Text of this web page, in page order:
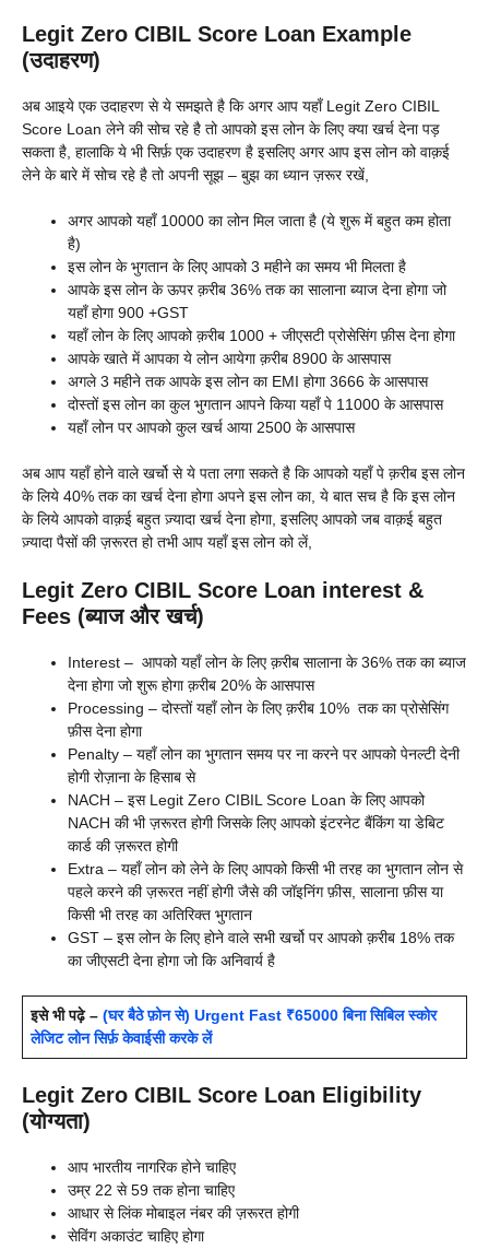
Legit Zero CIBIL Score Loan Example
(उदाहरण)
अब आइये एक उदाहरण से ये समझते है कि अगर आप यहाँ Legit Zero CIBIL
Score Loan लेने की सोच रहे है तो आपको इस लोन के लिए क्या खर्च देना पड़
सकता है, हालाकि ये भी सिर्फ़ एक उदाहरण है इसलिए अगर आप इस लोन को वाक़ई
लेने के बारे में सोच रहे है तो अपनी सूझ – बुझ का ध्यान ज़रूर रखें,
अगर आपको यहाँ 10000 का लोन मिल जाता है (ये शुरू में बहुत कम होता
है)
इस लोन के भुगतान के लिए आपको 3 महीने का समय भी मिलता है
आपके इस लोन के ऊपर क़रीब 36% तक का सालाना ब्याज देना होगा जो
यहाँ होगा 900 +GST
यहाँ लोन के लिए आपको क़रीब 1000 + जीएसटी प्रोसेसिंग फ़ीस देना होगा
आपके खाते में आपका ये लोन आयेगा क़रीब 8900 के आसपास
अगले 3 महीने तक आपके इस लोन का EMI होगा 3666 के आसपास
दोस्तों इस लोन का कुल भुगतान आपने किया यहाँ पे 11000 के आसपास
यहाँ लोन पर आपको कुल खर्च आया 2500 के आसपास
अब आप यहाँ होने वाले खर्चो से ये पता लगा सकते है कि आपको यहाँ पे क़रीब इस लोन
के लिये 40% तक का खर्च देना होगा अपने इस लोन का, ये बात सच है कि इस लोन
के लिये आपको वाक़ई बहुत ज़्यादा खर्च देना होगा, इसलिए आपको जब वाक़ई बहुत
ज़्यादा पैसों की ज़रूरत हो तभी आप यहाँ इस लोन को लें,
Legit Zero CIBIL Score Loan interest &
Fees (ब्याज और खर्च)
Interest – आपको यहाँ लोन के लिए क़रीब सालाना के 36% तक का ब्याज
देना होगा जो शुरू होगा क़रीब 20% के आसपास
Processing – दोस्तों यहाँ लोन के लिए क़रीब 10% तक का प्रोसेसिंग
फ़ीस देना होगा
Penalty – यहाँ लोन का भुगतान समय पर ना करने पर आपको पेनल्टी देनी
होगी रोज़ाना के हिसाब से
NACH – इस Legit Zero CIBIL Score Loan के लिए आपको
NACH की भी ज़रूरत होगी जिसके लिए आपको इंटरनेट बैंकिंग या डेबिट
कार्ड की ज़रूरत होगी
Extra – यहाँ लोन को लेने के लिए आपको किसी भी तरह का भुगतान लोन से
पहले करने की ज़रूरत नहीं होगी जैसे की जॉइनिंग फ़ीस, सालाना फ़ीस या
किसी भी तरह का अतिरिक्त भुगतान
GST – इस लोन के लिए होने वाले सभी खर्चो पर आपको क़रीब 18% तक
का जीएसटी देना होगा जो कि अनिवार्य है
इसे भी पढ़े – (घर बैठे फ़ोन से) Urgent Fast ₹65000 बिना सिबिल स्कोर
लेजिट लोन सिर्फ़ केवाईसी करके लें
Legit Zero CIBIL Score Loan Eligibility
(योग्यता)
आप भारतीय नागरिक होने चाहिए
उम्र 22 से 59 तक होना चाहिए
आधार से लिंक मोबाइल नंबर की ज़रूरत होगी
सेविंग अकाउंट चाहिए होगा